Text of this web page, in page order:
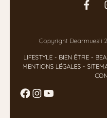
Copyright Dearmuesli
LIFESTYLE - BIEN ÊTRE -
MENTIONS LÉGALES -